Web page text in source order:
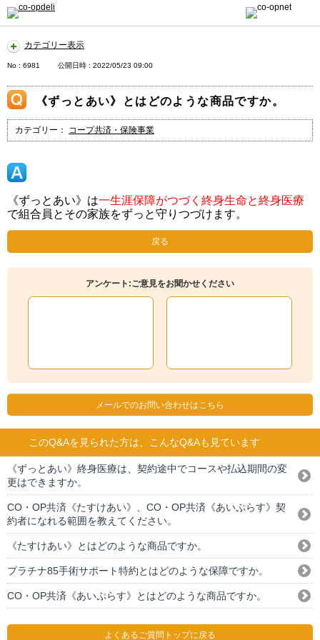
カテゴリー表示
No : 6981 公開日時 : 2022/05/23 09:00
《ずっとあい》とはどのような商品ですか。
カテゴリー： コープ共済・保険事業
《ずっとあい》は一生涯保障がつづく終身生命と終身医療
で組合員とその家族をずっと守りつづけます。
戻る
アンケート:ご意見をお聞かせください
メールでのお問い合わせはこちら
このQ&Aを見られた方は、こんなQ&Aも見ています
《ずっとあい》終身医療は、契約途中でコースや払込期間の変
更はできますか。
CO・OP共済《たすけあい》、CO・OP共済《あいぷらす》契
約者になれる範囲を教えてください。
《たすけあい》とはどのような商品ですか。
プラチナ85手術サポート特約とはどのような保障ですか。
CO・OP共済《あいぷらす》とはどのような商品ですか。
よくあるご質問トップに戻る